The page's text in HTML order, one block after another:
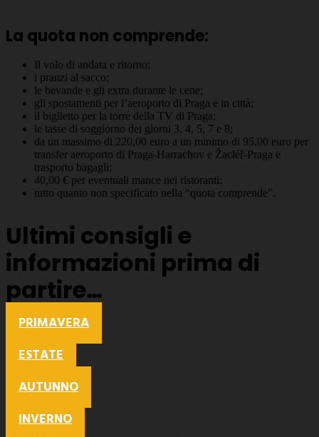
La quota non comprende:
Il volo di andata e ritorno;
i pranzi al sacco;
le bevande e gli extra durante le cene;
gli spostamenti per l’aeroporto di Praga e in città;
il biglietto per la torre della TV di Praga;
le tasse di soggiorno dei giorni 3, 4, 5, 7 e 8;
da un massimo di 220,00 euro a un minimo di 95,00 euro per
transfer aeroporto di Praga-Harrachov e Žacléř-Praga e
trasporto bagagli;
40,00 € per eventuali mance nei ristoranti;
tutto quanto non specificato nella “quota comprende”.
Ultimi consigli e
informazioni prima di
partire…
PRIMAVERA
ESTATE
AUTUNNO
INVERNO